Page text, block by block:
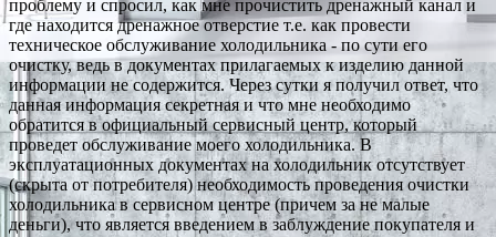
проблему и спросил, как мне прочистить дренажный канал и
где находится дренажное отверстие т.е. как провести
техническое обслуживание холодильника - по сути его
очистку, ведь в документах прилагаемых к изделию данной
информации не содержится. Через сутки я получил ответ, что
данная информация секретная и что мне необходимо
обратится в официальный сервисный центр, который
проведет обслуживание моего холодильника. В
эксплуатационных документах на холодильник отсутствует
(скрыта от потребителя) необходимость проведения очистки
холодильника в сервисном центре (причем за не малые
деньги), что является введением в заблуждение покупателя и